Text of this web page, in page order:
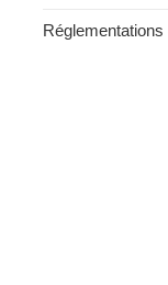
Réglementations